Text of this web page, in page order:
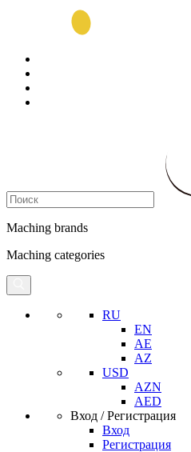
Maching brands
Maching categories
RU
EN
AE
AZ
USD
AZN
AED
Вход / Регистрация
Вход
Регистрация